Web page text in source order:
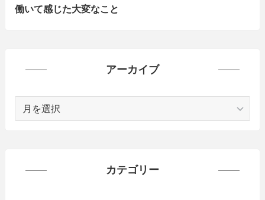
働いて感じた大変なこと
アーカイブ
カテゴリー